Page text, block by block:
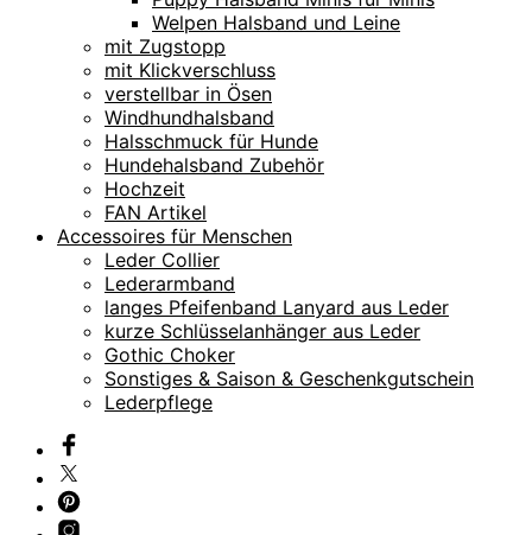
Welpen Halsband und Leine
mit Zugstopp
mit Klickverschluss
verstellbar in Ösen
Windhundhalsband
Halsschmuck für Hunde
Hundehalsband Zubehör
Hochzeit
FAN Artikel
Accessoires für Menschen
Leder Collier
Lederarmband
langes Pfeifenband Lanyard aus Leder
kurze Schlüsselanhänger aus Leder
Gothic Choker
Sonstiges & Saison & Geschenkgutschein
Lederpflege